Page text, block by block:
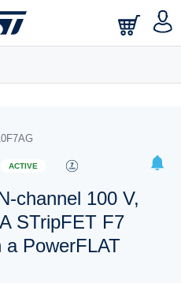
searches.
ACTIVE
channel 100 V,
STripFET F7
PowerFLAT